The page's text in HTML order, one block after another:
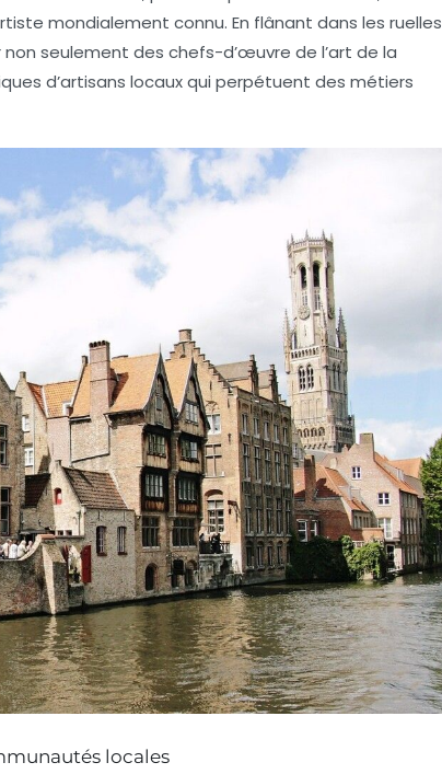
mondialement connu. En flânant dans les ruelles
seulement des chefs-d’œuvre de l’art de la
d’artisans locaux qui perpétuent des métiers
locales